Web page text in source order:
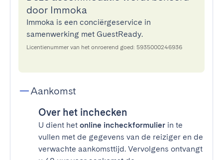
door Immoka
Immoka is een conciërgeservice in
samenwerking met GuestReady.
Licentienummer van het onroerend goed: 5935000246936
Aankomst
Over het inchecken
U dient het online incheckformulier in te
vullen met de gegevens van de reiziger en de
verwachte aankomsttijd. Vervolgens ontvangt